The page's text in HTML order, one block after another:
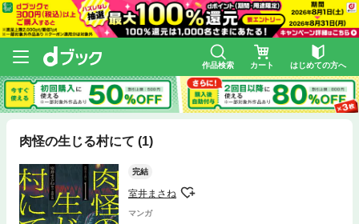
作品検索 カート はじめての方へ
肉怪の生じる村にて (1)
完結
室井まさね
マンガ